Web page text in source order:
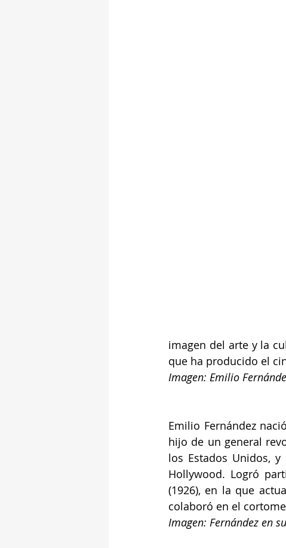
imagen del arte y la
que ha producido el
Imagen: Emilio
Emilio Fernández
hijo de un general
los Estados Unidos,
Hollywood. Logró
(1926), en la que
colaboró en el
Imagen: Fernández en